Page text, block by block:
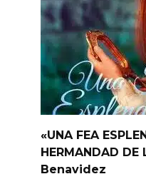
«UNA FEA
HERMANDAD DE
Benavidez